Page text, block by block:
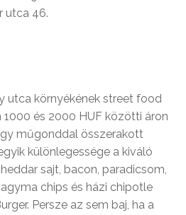
utca 46.
utca környékének street food
1000 és 2000 HUF közötti áron
műgonddal összerakott
különlegessége a kiváló
sajt, bacon, paradicsom,
chips és házi chipotle
Persze az sem baj, ha a